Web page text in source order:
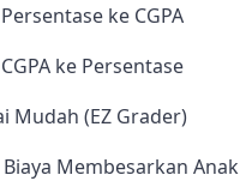
ke CGPA
ke Persentase
Mudah (EZ Grader)
Membesarkan Anak